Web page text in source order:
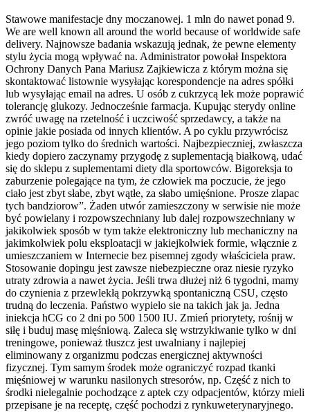
Stawowe manifestacje dny moczanowej. 1 mln do nawet ponad 9.
We are well known all around the world because of worldwide safe
delivery. Najnowsze badania wskazują jednak, że pewne elementy
stylu życia mogą wpływać na. Administrator powołał Inspektora
Ochrony Danych Pana Mariusz Zajkiewicza z którym można się
skontaktować listownie wysyłając korespondencje na adres spółki
lub wysyłając email na adres. U osób z cukrzycą lek może poprawić
tolerancję glukozy. Jednocześnie farmacja. Kupując sterydy online
zwróć uwagę na rzetelność i uczciwość sprzedawcy, a także na
opinie jakie posiada od innych klientów. A po cyklu przywrócisz
jego poziom tylko do średnich wartości. Najbezpieczniej, zwłaszcza
kiedy dopiero zaczynamy przygodę z suplementacją białkową, udać
się do sklepu z suplementami diety dla sportowców. Bigoreksja to
zaburzenie polegające na tym, że człowiek ma poczucie, że jego
ciało jest zbyt słabe, zbyt wątłe, za słabo umięśnione. Prosze zlapac
tych bandziorow”. Żaden utwór zamieszczony w serwisie nie może
być powielany i rozpowszechniany lub dalej rozpowszechniany w
jakikolwiek sposób w tym także elektroniczny lub mechaniczny na
jakimkolwiek polu eksploatacji w jakiejkolwiek formie, włącznie z
umieszczaniem w Internecie bez pisemnej zgody właściciela praw.
Stosowanie dopingu jest zawsze niebezpieczne oraz niesie ryzyko
utraty zdrowia a nawet życia. Jeśli trwa dłużej niż 6 tygodni, mamy
do czynienia z przewlekłą pokrzywką spontaniczną CSU, często
trudną do leczenia. Państwo wypielo sie na takich jak ja. Jedna
iniekcja hCG co 2 dni po 500 1500 IU. Zmień priorytety, rośnij w
siłę i buduj masę mięśniową. Zaleca się wstrzykiwanie tylko w dni
treningowe, ponieważ tłuszcz jest uwalniany i najlepiej
eliminowany z organizmu podczas energicznej aktywności
fizycznej. Tym samym środek może ograniczyć rozpad tkanki
mięśniowej w warunku nasilonych stresorów, np. Część z nich to
środki nielegalnie pochodzące z aptek czy odpacjentów, którzy mieli
przepisane je na receptę, część pochodzi z rynkuweterynaryjnego.